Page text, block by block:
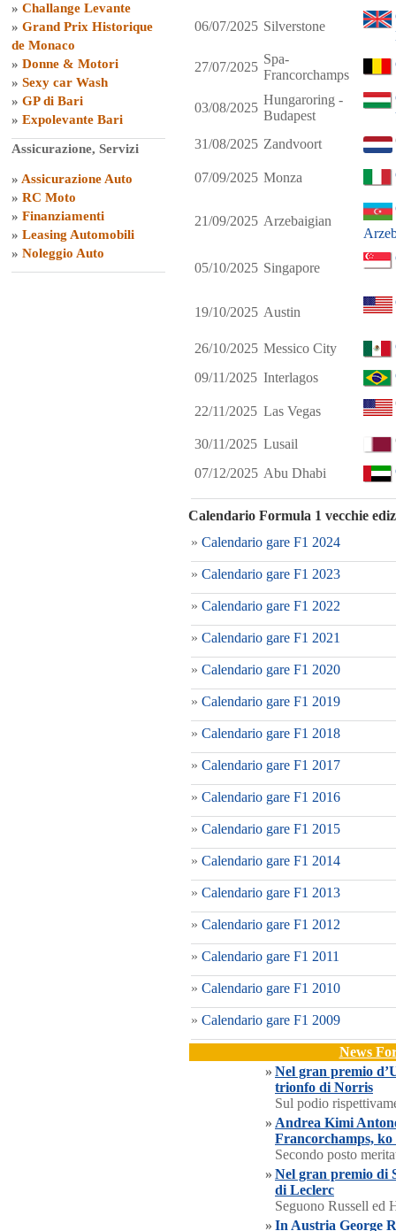
» Challange Levante
» Grand Prix Historique
de Monaco
» Donne & Motori
» Sexy car Wash
» GP di Bari
» Expolevante Bari
Assicurazione, Servizi
» Assicurazione Auto
» RC Moto
» Finanziamenti
» Leasing Automobili
» Noleggio Auto
06/07/2025 Silverstone
27/07/2025
Spa-
Francorchamps
03/08/2025
Hungaroring -
Budapest
31/08/2025 Zandvoort
07/09/2025 Monza
21/09/2025 Arzebaigian
05/10/2025 Singapore
19/10/2025 Austin
26/10/2025 Messico City
09/11/2025 Interlagos
22/11/2025 Las Vegas
30/11/2025 Lusail
07/12/2025 Abu Dhabi
Calendario Formula 1 vecchie
» Calendario gare F1 2024
» Calendario gare F1 2023
» Calendario gare F1 2022
» Calendario gare F1 2021
» Calendario gare F1 2020
» Calendario gare F1 2019
» Calendario gare F1 2018
» Calendario gare F1 2017
» Calendario gare F1 2016
» Calendario gare F1 2015
» Calendario gare F1 2014
» Calendario gare F1 2013
» Calendario gare F1 2012
» Calendario gare F1 2011
» Calendario gare F1 2010
» Calendario gare F1 2009
News
» Nel gran premio
trionfo di Norris
Sul podio
» Andrea Kimi
Francorchamps, ko
Secondo posto
» Nel gran premio di
di Leclerc
Seguono Russell ed
» In Austria George